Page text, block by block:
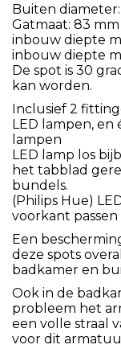
Buiten
Gatmaat: 83 mm
inbouw diepte
inbouw diepte
De spot is 30
kan worden.
Inclusief 2
LED lampen, en
lampen
LED lamp los
het tabblad
bundels.
(Philips Hue)
voorkant
Een
deze spots
badkamer en
Ook in de
probleem het
een volle straal
voor dit